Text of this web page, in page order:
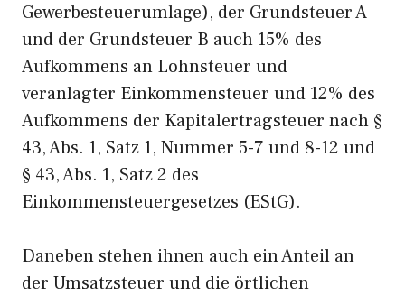
Gewerbesteuerumlage), der Grundsteuer A
und der Grundsteuer B auch 15% des
Aufkommens an Lohnsteuer und
veranlagter Einkommensteuer und 12% des
Aufkommens der Kapitalertragsteuer nach §
43, Abs. 1, Satz 1, Nummer 5-7 und 8-12 und
§ 43, Abs. 1, Satz 2 des
Einkommensteuergesetzes (EStG).
Daneben stehen ihnen auch ein Anteil an
der Umsatzsteuer und die örtlichen